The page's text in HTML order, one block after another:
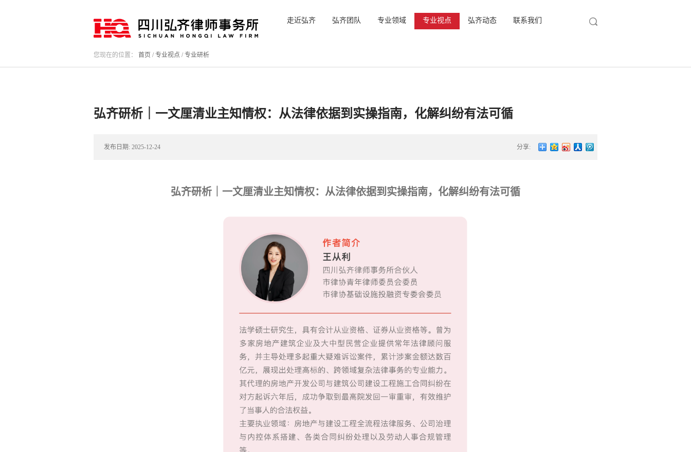
走近弘齐 弘齐团队 专业领域 专业视点 弘齐动态 联系我们
您现在的位置： 首页 /专业视点 / 专业研析
弘齐研析｜一文厘清业主知情权：从法律依据到实操指南，化解纠纷有法可循
发布日期: 2025-12-24 分享:
弘齐研析｜一文厘清业主知情权：从法律依据到实操指南，化解纠纷有法可循